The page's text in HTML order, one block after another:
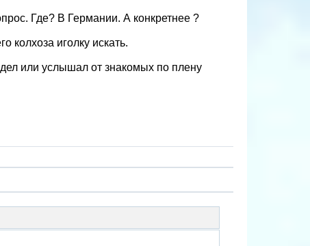
Где? В Германии. А конкретнее ?
колхоза иголку искать.
или услышал от знакомых по плену